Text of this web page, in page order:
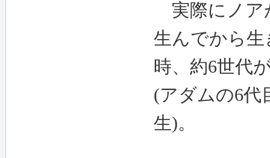
実際にノア
生んでから
時、約6世代
(アダムの6代
生)。